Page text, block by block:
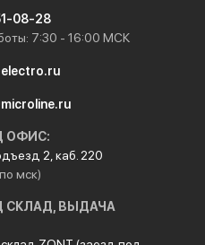
08-28
7:30 - 16:00 МСК
ОФИС:
2, каб. 220
мск)
СКЛАД, ВЫДАЧА